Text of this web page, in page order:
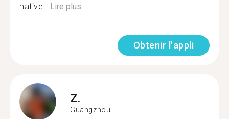
native...Lire plus
Obtenir l'appli
Z.
Guangzhou